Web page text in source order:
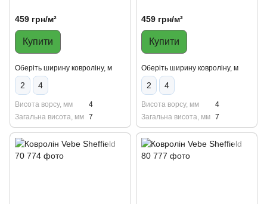
459 грн/м²
Купити
Оберіть ширину ковроліну, м
2 4
Висота ворсу, мм
4
Загальна висота, мм 7
459 грн/м²
Купити
Оберіть ширину ковроліну, м
2 4
Висота ворсу, мм
4
Загальна висота, мм 7